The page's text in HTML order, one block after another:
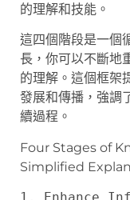
的理解和技能。
這四個階段是一個
長，你可以不斷地
的理解。這個框架
發展和傳播，強調
續過程。
Four Stages of
Simplified